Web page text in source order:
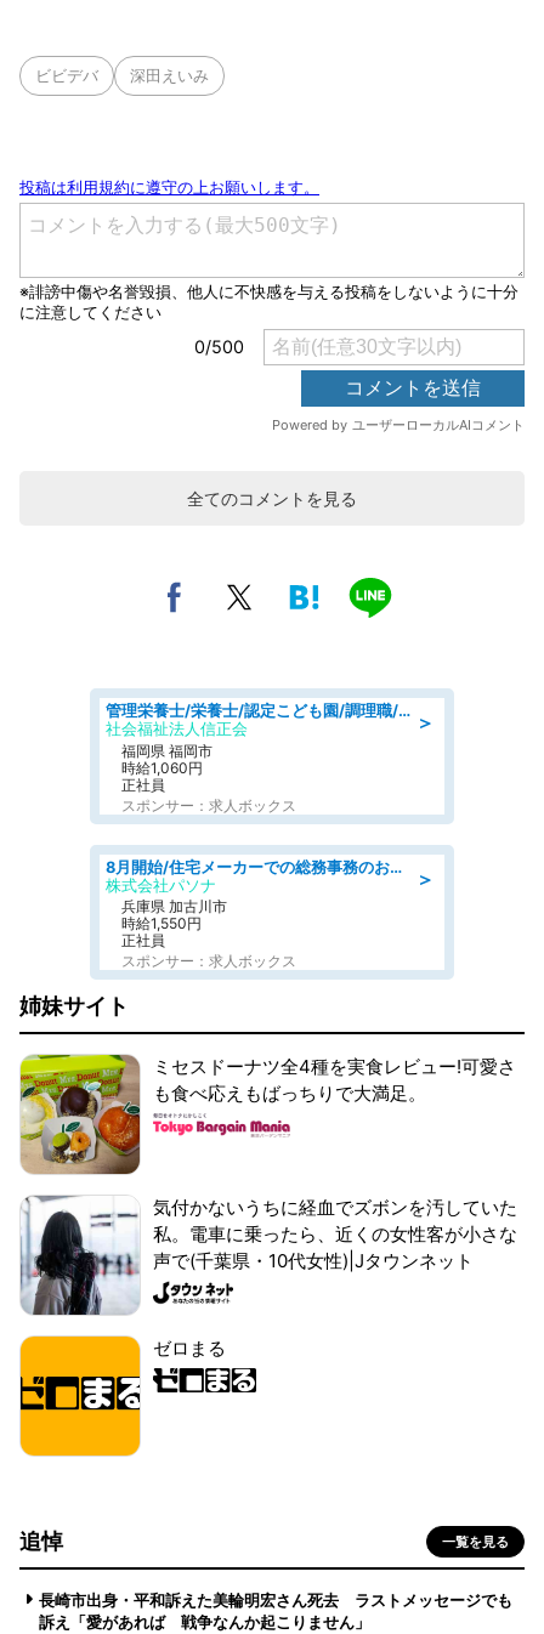
ビビデバ 深田えいみ
全てのコメントを見る
＞
管理栄養士/栄養士/認定こども園/調理職/認定こども園/週3日～相談可能
社会福祉法人信正会
福岡県 福岡市
時給1,060円
正社員
スポンサー：求人ボックス
＞
8月開始/住宅メーカーでの総務事務のお仕事/駅近/即日勤務可/一般事務/人事労務
株式会社パソナ
兵庫県 加古川市
時給1,550円
正社員
スポンサー：求人ボックス
姉妹サイト
ミセスドーナツ全4種を実食レビュー!可愛さ
も食べ応えもばっちりで大満足。
気付かないうちに経血でズボンを汚していた
私。電車に乗ったら、近くの女性客が小さな
声で(千葉県・10代女性)|Jタウンネット
ゼロまる
追悼 一覧を見る
長崎市出身・平和訴えた美輪明宏さん死去 ラストメッセージでも
訴え「愛があれば 戦争なんか起こりません」